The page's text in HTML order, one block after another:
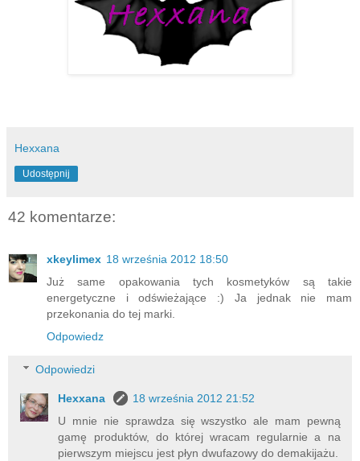
Hexxana
Udostępnij
42 komentarze:
xkeylimex 18 września 2012 18:50
Już same opakowania tych kosmetyków są takie
energetyczne i odświeżające :) Ja jednak nie mam
przekonania do tej marki.
Odpowiedz
Odpowiedzi
Hexxana
18 września 2012 21:52
U mnie nie sprawdza się wszystko ale mam pewną
gamę produktów, do której wracam regularnie a na
pierwszym miejscu jest płyn dwufazowy do demakijażu.